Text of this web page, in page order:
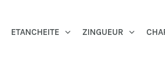
ETANCHEITE ZINGUEUR